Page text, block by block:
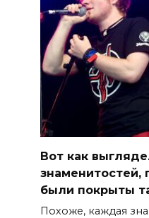
Вот как
были покрыты
Похоже, каждая